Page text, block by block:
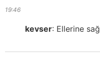
19:46
kevser: Ellerine